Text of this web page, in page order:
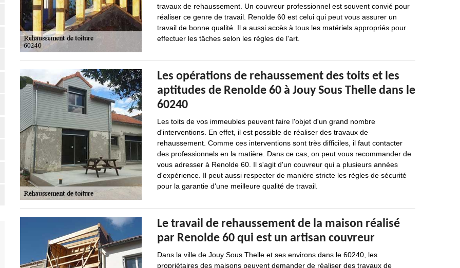
travaux de rehaussement. Un couvreur professionnel est souvent convié pour
réaliser ce genre de travail. Renolde 60 est celui qui peut vous assurer un
travail de bonne qualité. Il a aussi accès à tous les matériels appropriés pour
effectuer les tâches selon les règles de l'art.
Les opérations de rehaussement des toits et les
aptitudes de Renolde 60 à Jouy Sous Thelle dans le
60240
Les toits de vos immeubles peuvent faire l'objet d'un grand nombre
d'interventions. En effet, il est possible de réaliser des travaux de
rehaussement. Comme ces interventions sont très difficiles, il faut contacter
des professionnels en la matière. Dans ce cas, on peut vous recommander de
vous adresser à Renolde 60. Il s'agit d'un couvreur qui a plusieurs années
d'expérience. Il peut aussi respecter de manière stricte les règles de sécurité
pour la garantie d'une meilleure qualité de travail.
Le travail de rehaussement de la maison réalisé
par Renolde 60 qui est un artisan couvreur
Dans la ville de Jouy Sous Thelle et ses environs dans le 60240, les
propriétaires des maisons peuvent demander de réaliser des travaux de